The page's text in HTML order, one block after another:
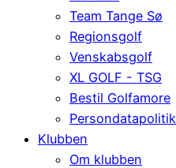
Team Tange Sø
Regionsgolf
Venskabsgolf
XL GOLF - TSG
Bestil Golfamore
Persondatapolitik
Klubben
Om klubben